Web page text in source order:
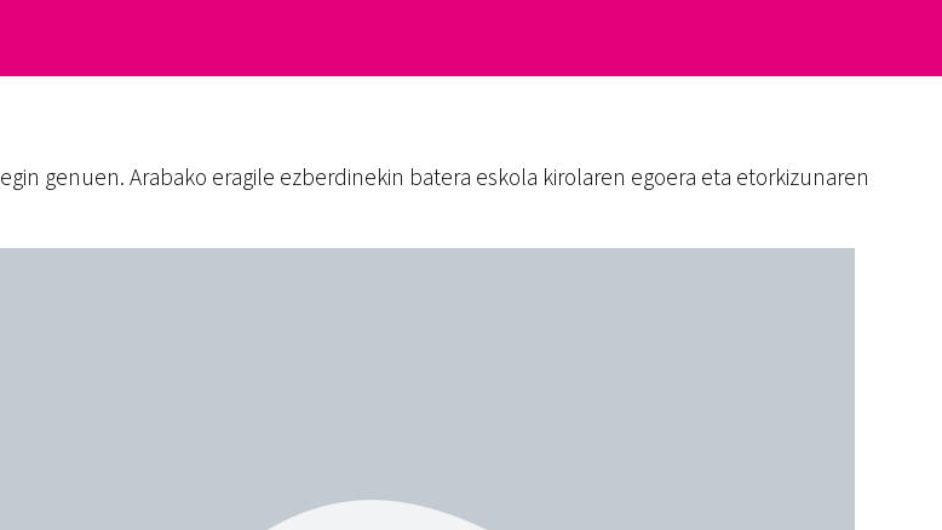
egin genuen. Arabako eragile ezberdinekin batera eskola kirolaren egoera eta etorkizunaren